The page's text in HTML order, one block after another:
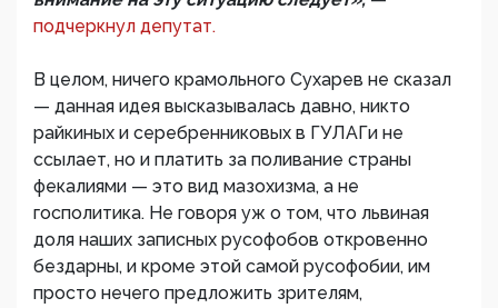
подчеркнул депутат.
В целом, ничего крамольного Сухарев не сказал
— данная идея высказывалась давно, никто
райкиных и серебренниковых в ГУЛАГи не
ссылает, но и платить за поливание страны
фекалиями — это вид мазохизма, а не
госполитика. Не говоря уж о том, что львиная
доля наших записных русофобов откровенно
бездарны, и кроме этой самой русофобии, им
просто нечего предложить зрителям,